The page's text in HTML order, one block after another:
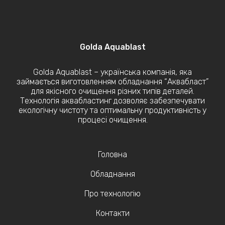
Golda Aquablast
Golda Aquablast – українська компанія, яка
займається виготовленням обладнання “Аквабласт”
для якісного очищення різних типів деталей.
Технологія аквабластинг дозволяє забезпечувати
екологічну чистоту та оптимальну продуктивність у
процесі очищення.
Головна
Обладнання
Про технологію
Контакти